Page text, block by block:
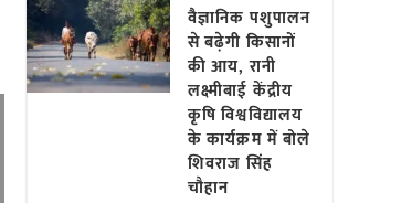
वैज्ञानिक पशुपालन
से बढ़ेगी किसानों
की आय, रानी
लक्ष्मीबाई केंद्रीय
कृषि विश्वविद्यालय
के कार्यक्रम में बोले
शिवराज सिंह
चौहान